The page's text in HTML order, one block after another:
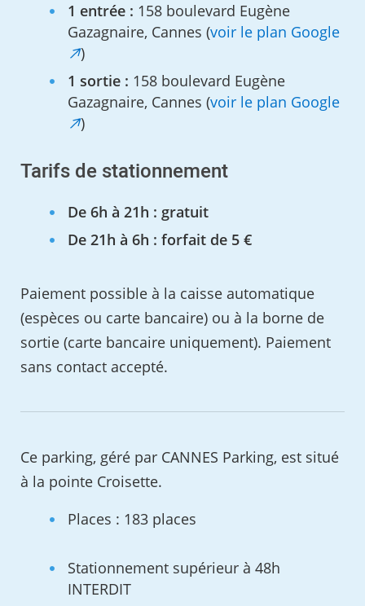
1 entrée : 158 boulevard Eugène
Gazagnaire, Cannes (voir le plan Google
)
1 sortie : 158 boulevard Eugène
Gazagnaire, Cannes (voir le plan Google
)
Tarifs de stationnement
De 6h à 21h : gratuit
De 21h à 6h : forfait de 5 €
Paiement possible à la caisse automatique
(espèces ou carte bancaire) ou à la borne de
sortie (carte bancaire uniquement). Paiement
sans contact accepté.
Ce parking, géré par CANNES Parking, est situé
à la pointe Croisette.
Places : 183 places
Stationnement supérieur à 48h
INTERDIT